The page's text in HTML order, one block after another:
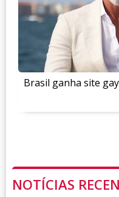
Brasil ganha site
NOTÍCIAS